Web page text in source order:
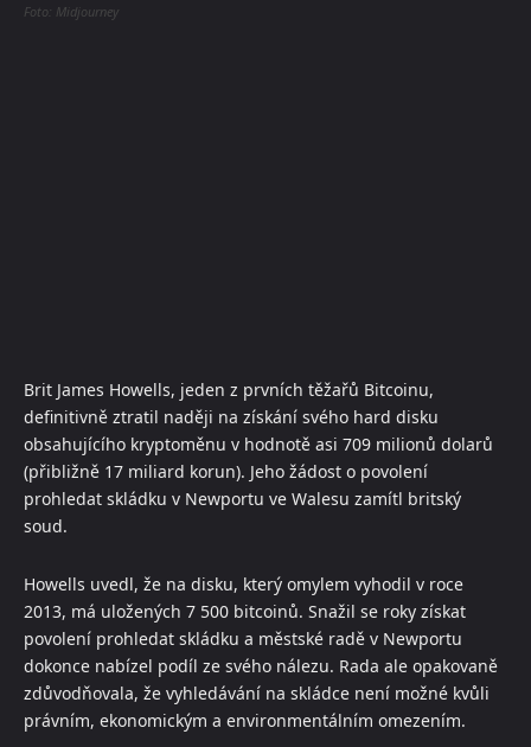
Foto: Midjourney
Brit James Howells, jeden z prvních těžařů Bitcoinu,
definitivně ztratil naději na získání svého hard disku
obsahujícího kryptoměnu v hodnotě asi 709 milionů dolarů
(přibližně 17 miliard korun). Jeho žádost o povolení
prohledat skládku v Newportu ve Walesu zamítl britský
soud.
Howells uvedl, že na disku, který omylem vyhodil v roce
2013, má uložených 7 500 bitcoinů. Snažil se roky získat
povolení prohledat skládku a městské radě v Newportu
dokonce nabízel podíl ze svého nálezu. Rada ale opakovaně
zdůvodňovala, že vyhledávání na skládce není možné kvůli
právním, ekonomickým a environmentálním omezením.